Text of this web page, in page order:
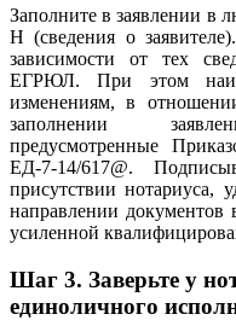
Заполните в заявлении в
Н (сведения о
зависимости от тех
ЕГРЮЛ. При этом
изменениям, в
заполнении
предусмотренные
ЕД-7-14/617@.
присутствии нотариуса,
направлении
усиленной
Шаг 3. Заверьте у
единоличного